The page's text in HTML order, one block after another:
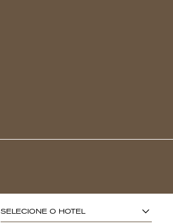
SELECIONE O HOTEL